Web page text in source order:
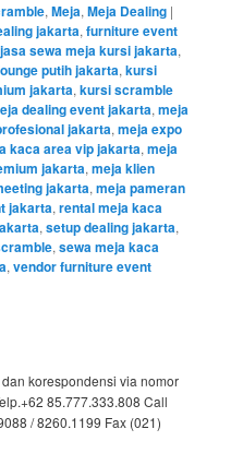
,Meja,Meja Dealing |
jakarta,furniture event
jasa sewa meja kursi jakarta,
putih jakarta,kursi
jakarta,kursi scramble
dealing event jakarta,meja
jakarta,meja expo
kaca area vip jakarta,meja
jakarta,meja klien
jakarta,meja pameran
jakarta,rental meja kaca
,setup dealing jakarta,
,sewa meja kaca
,vendor furniture event
korespondensi via nomor
85.777.333.808 Call
/ 8260.1199 Fax (021)